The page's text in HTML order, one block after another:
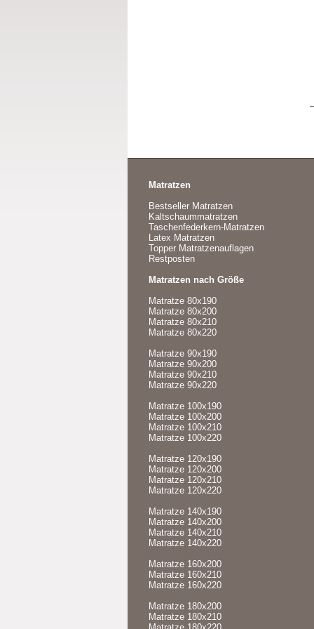
Matratzen
Bestseller Matratzen
Kaltschaummatratzen
Taschenfederkern-Matratzen
Latex Matratzen
Topper Matratzenauflagen
Restposten
Matratzen nach Größe
Matratze 80x190
Matratze 80x200
Matratze 80x210
Matratze 80x220
Matratze 90x190
Matratze 90x200
Matratze 90x210
Matratze 90x220
Matratze 100x190
Matratze 100x200
Matratze 100x210
Matratze 100x220
Matratze 120x190
Matratze 120x200
Matratze 120x210
Matratze 120x220
Matratze 140x190
Matratze 140x200
Matratze 140x210
Matratze 140x220
Matratze 160x200
Matratze 160x210
Matratze 160x220
Matratze 180x200
Matratze 180x210